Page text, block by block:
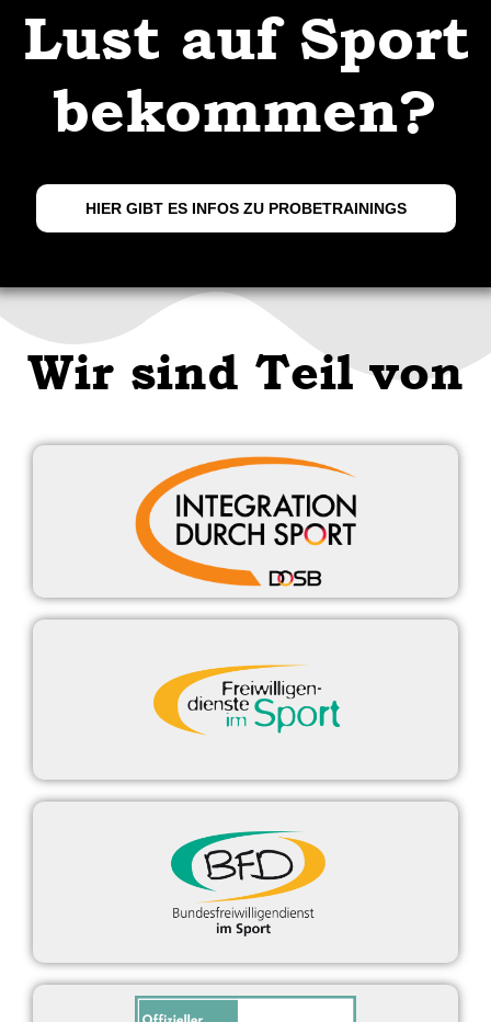
Lust auf Sport
bekommen?
HIER GIBT ES INFOS ZU PROBETRAININGS
Wir sind Teil von